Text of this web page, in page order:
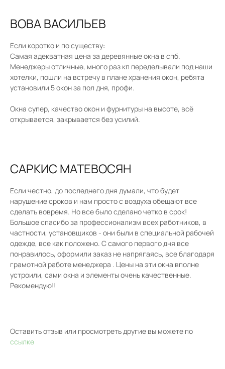
ВОВА ВАСИЛЬЕВ
Если коротко и по существу:
Самая адекватная цена за деревянные окна в спб.
Менеджеры отличные, много раз кп переделывали под наши
хотелки, пошли на встречу в плане хранения окон, ребята
установили 5 окон за пол дня, профи.
Окна супер, качество окон и фурнитуры на высоте, всё
открывается, закрывается без усилий.
​САРКИС МАТЕВОСЯН
Если честно, до последнего дня думали, что будет
нарушение сроков и нам просто с воздуха обещают все
сделать вовремя. Но все было сделано четко в срок!
Большое спасибо за профессионализм всех работников, в
частности, установщиков - они были в специальной рабочей
одежде, все как положено. С самого первого дня все
понравилось, оформили заказ не напрягаясь, все благодаря
грамотной работе менеджера . Цены на эти окна вполне
устроили, сами окна и элементы очень качественные.
Рекомендую!!
Оставить отзыв или просмотреть другие вы можете по
ссылке